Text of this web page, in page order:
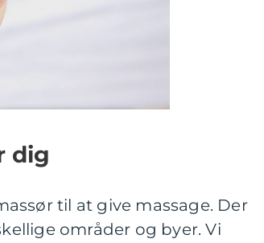
dig
til at give massage. Der
områder og byer. Vi